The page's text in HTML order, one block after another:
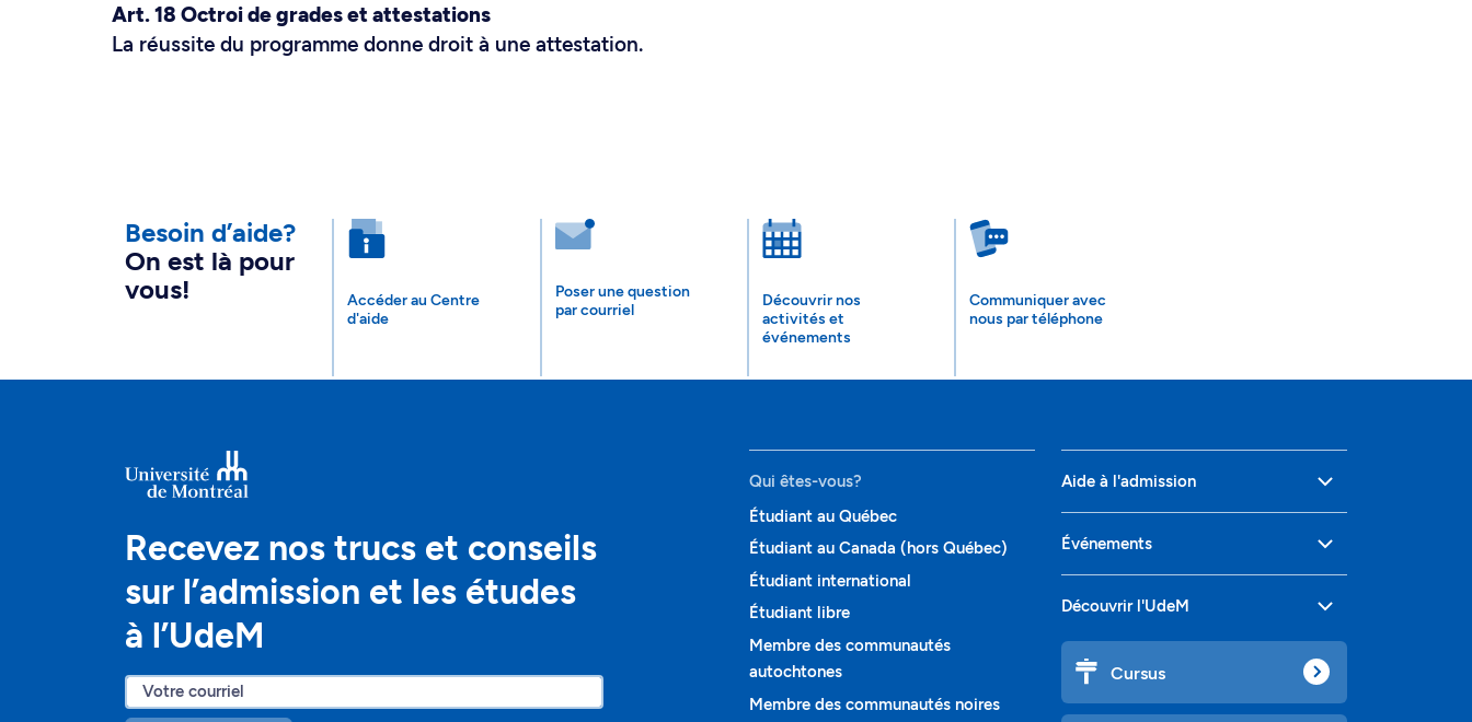
Art. 18 Octroi de grades et attestations
La réussite du programme donne droit à une attestation.
Besoin d’aide?
On est là pour
vous!
Accéder au Centre
d'aide
Poser une question
par courriel
Découvrir nos
activités et
événements
Communiquer avec
nous par téléphone
Recevez nos trucs et conseils
sur l’admission et les études
à l’UdeM
Qui êtes-vous?
Étudiant au Québec
Étudiant au Canada (hors Québec)
Étudiant international
Étudiant libre
Membre des communautés
autochtones
Membre des communautés noires
Aide à l'admission
Événements
Découvrir l'UdeM
Cursus